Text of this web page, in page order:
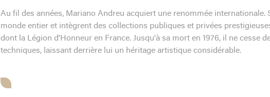
Au fil des années, Mariano Andreu acquiert une renommée
monde entier et intègrent des collections publiques et privées
dont la Légion d'Honneur en France. Jusqu'à sa mort en 1976, il ne cesse
techniques, laissant derrière lui un héritage artistique considérable.